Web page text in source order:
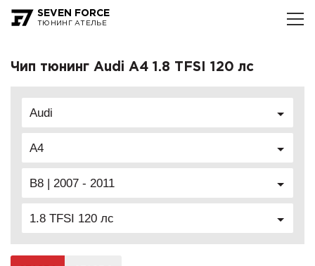
SEVEN FORCE
ТЮНИНГ АТЕЛЬЕ
Чип тюнинг Audi A4 1.8 TFSI 120 лс
Audi
A4
B8 | 2007 - 2011
1.8 TFSI 120 лс